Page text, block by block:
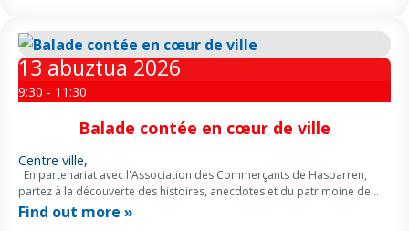
13abuztua2026
9:30 - 11:30
Balade contée en cœur de ville
Centre ville,
En partenariat avec l'Association des Commerçants de Hasparren,
partez à la découverte des histoires, anecdotes et du patrimoine de
Hasparren les mardis et jeudi d’été à partir de 09:30 […]
Find out more »